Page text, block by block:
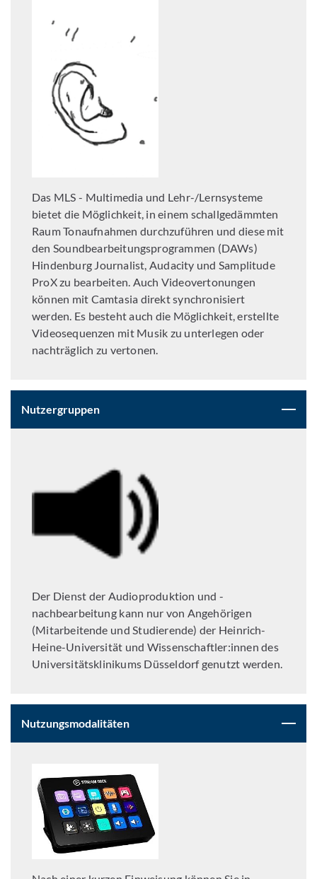
Das MLS - Multimedia und Lehr-/Lernsysteme
bietet die Möglichkeit, in einem schallgedämmten
Raum Tonaufnahmen durchzuführen und diese mit
den Soundbearbeitungsprogrammen (DAWs)
Hindenburg Journalist, Audacity und Samplitude
ProX zu bearbeiten. Auch Videovertonungen
können mit Camtasia direkt synchronisiert
werden. Es besteht auch die Möglichkeit, erstellte
Videosequenzen mit Musik zu unterlegen oder
nachträglich zu vertonen.
Nutzergruppen
Der Dienst der Audioproduktion und -
nachbearbeitung kann nur von Angehörigen
(Mitarbeitende und Studierende) der Heinrich-
Heine-Universität und Wissenschaftler:innen des
Universitätsklinikums Düsseldorf genutzt werden.
Nutzungsmodalitäten